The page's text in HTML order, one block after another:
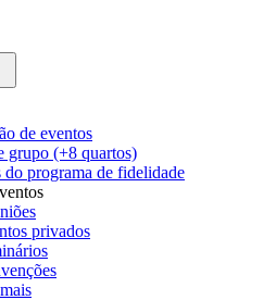
de eventos
grupo (+8 quartos)
programa de fidelidade
privados